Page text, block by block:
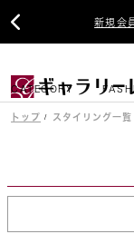
新規会

CATEGORY
トップ スタイリング一覧